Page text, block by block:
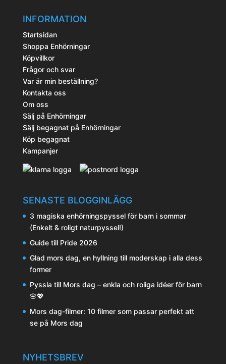
INFORMATION
Startsidan
Shoppa Enhörningar
Köpvillkor
Frågor och svar
Var är min beställning?
Kontakta oss
Om oss
Sälj på Enhörningar
Sälj begagnat på Enhörningar
Köp begagnat
Kampanjer
SENASTE BLOGGINLÄGG
3 magiska enhörningspyssel för barn i sommar
(Enkelt & roligt naturpyssel!)
Guide till Pride 2026
Glad mors dag, en hyllning till moderskap i alla dess
former
Pyssla till Mors dag – enkla och roliga idéer för barn
🌸💖
Mors dag-filmer: 10 filmer som passar perfekt att
se på Mors dag
NYHETSBREV